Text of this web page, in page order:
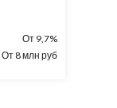
От 9,7%
От 8 млн руб